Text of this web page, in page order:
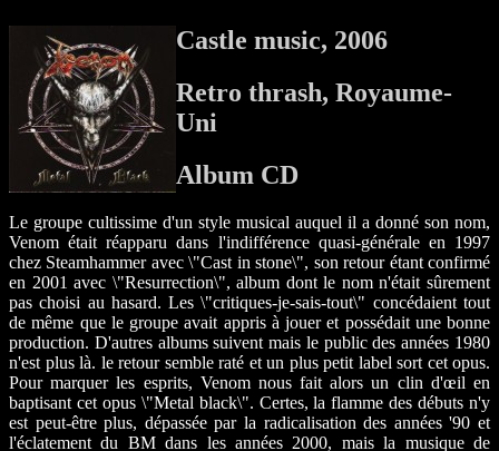
Castle music, 2006
Retro thrash, Royaume-
Uni
Album CD
Le groupe cultissime d'un style musical auquel il a donné son nom,
Venom était réapparu dans l'indifférence quasi-générale en 1997
chez Steamhammer avec \"Cast in stone\", son retour étant confirmé
en 2001 avec \"Resurrection\", album dont le nom n'était sûrement
pas choisi au hasard. Les \"critiques-je-sais-tout\" concédaient tout
de même que le groupe avait appris à jouer et possédait une bonne
production. D'autres albums suivent mais le public des années 1980
n'est plus là. le retour semble raté et un plus petit label sort cet opus.
Pour marquer les esprits, Venom nous fait alors un clin d'œil en
baptisant cet opus \"Metal black\". Certes, la flamme des débuts n'y
est peut-être plus, dépassée par la radicalisation des années '90 et
l'éclatement du BM dans les années 2000, mais la musique de